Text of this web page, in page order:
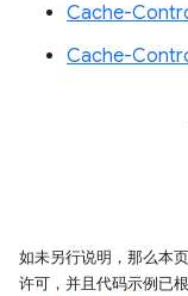
Cache-
Cache-
如未另行说明，那么本
许可，并且代码示例已